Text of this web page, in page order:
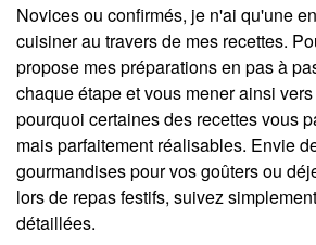
Novices ou confirmés, je n'ai qu'une
cuisiner au travers de mes recettes.
propose mes préparations en pas à
chaque étape et vous mener ainsi
pourquoi certaines des recettes vous
mais parfaitement réalisables. Envie
gourmandises pour vos goûters ou
lors de repas festifs, suivez
détaillées.